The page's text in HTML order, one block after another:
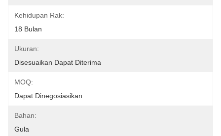
Kehidupan Rak:
18 Bulan
Ukuran:
Disesuaikan Dapat Diterima
MOQ:
Dapat Dinegosiasikan
Bahan:
Gula